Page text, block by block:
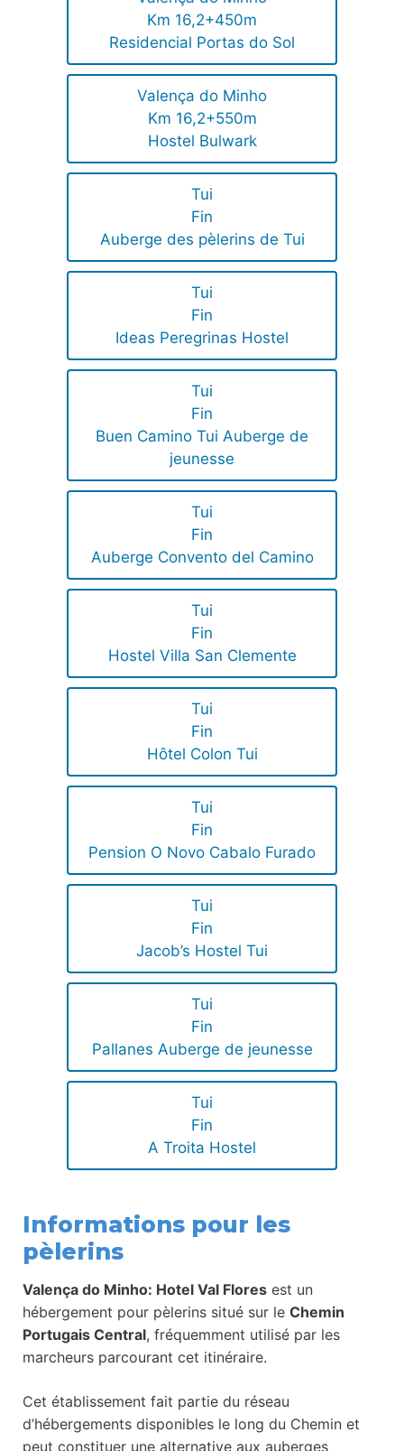
Km 16,2+450m
Residencial Portas do Sol
Valença do Minho
Km 16,2+550m
Hostel Bulwark
Tui
Fin
Auberge des pèlerins de Tui
Tui
Fin
Ideas Peregrinas Hostel
Tui
Fin
Buen Camino Tui Auberge de
jeunesse
Tui
Fin
Auberge Convento del Camino
Tui
Fin
Hostel Villa San Clemente
Tui
Fin
Hôtel Colon Tui
Tui
Fin
Pension O Novo Cabalo Furado
Tui
Fin
Jacob’s Hostel Tui
Tui
Fin
Pallanes Auberge de jeunesse
Tui
Fin
A Troita Hostel
Informations pour les
pèlerins
Valença do Minho: Hotel Val Flores est un
hébergement pour pèlerins situé sur le Chemin
Portugais Central, fréquemment utilisé par les
marcheurs parcourant cet itinéraire.
Cet établissement fait partie du réseau
d’hébergements disponibles le long du Chemin et
peut constituer une alternative aux auberges